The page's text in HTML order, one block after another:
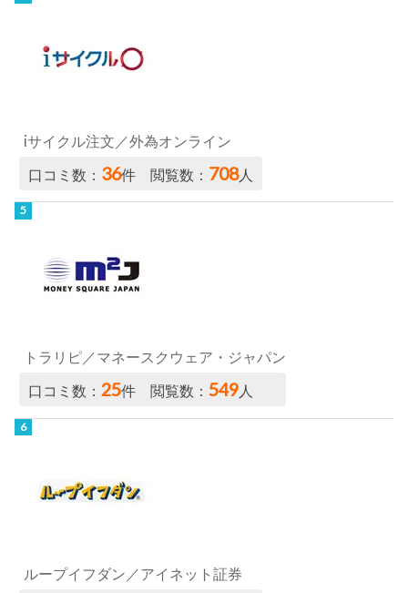
iサイクル注文／外為オンライン
口コミ数： 36件 閲覧数： 708人
トラリピ／マネースクウェア・ジャパン
口コミ数：25件 閲覧数：549人
ループイフダン／アイネット証券